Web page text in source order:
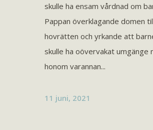
skulle ha ensam vårdnad om
Pappan överklagande domen
hovrätten och yrkande att
skulle ha oövervakat umgänge
honom varannan...
11 juni, 2021